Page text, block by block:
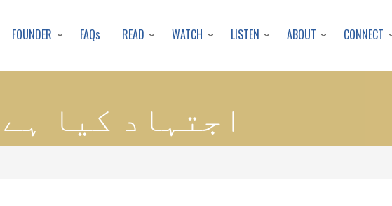
to
content
FOUNDER FAQs READ WATCH LISTEN ABOUT CONNECT
اجتہاد کیا ہے